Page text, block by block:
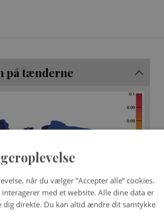
på tænderne
DANISH
når du vælger ”Accepter alle” cookies.
med et website. Alle dine data er
dig direkte. Du kan altid ændre dit samtykke